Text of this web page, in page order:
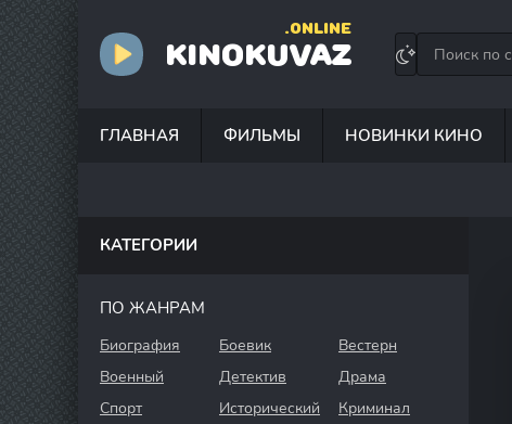
KINOKUVAZ
.ONLINE
ГЛАВНАЯ ФИЛЬМЫ НОВИНКИ КИНО
КАТЕГОРИИ
ПО ЖАНРАМ
Биография Боевик
Вестерн
Военный
Детектив
Драма
Спорт
Исторический
Криминал